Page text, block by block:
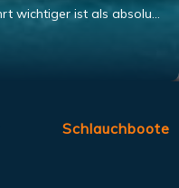
Segelboote Kroatien die perfekte Wahl für erfahrene Nautiker, die Ihre Zeit aktiv auf dem Meer verbringen möchten und für diejenigen, für welche das Erlebnis der Schiffsfahrt wichtiger ist als absoluter Komfort auf den Yachten Kroatien....
Schlauchboote